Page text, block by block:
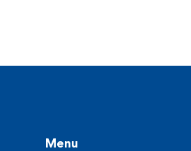
Menu